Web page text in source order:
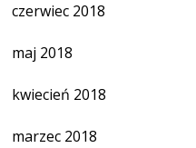
czerwiec 2018
maj 2018
kwiecień 2018
marzec 2018